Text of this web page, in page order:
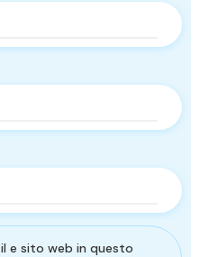
e sito web in questo